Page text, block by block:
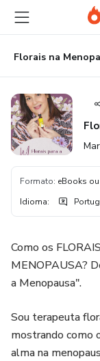
para
conteúdo
principal
para
pagamento
para
rodapé
Florais na
Formato: eBooks
Idioma:
Como os
MENOPAUSA?
a Menopausa".
Sou terapeuta
mostrando como
alma na